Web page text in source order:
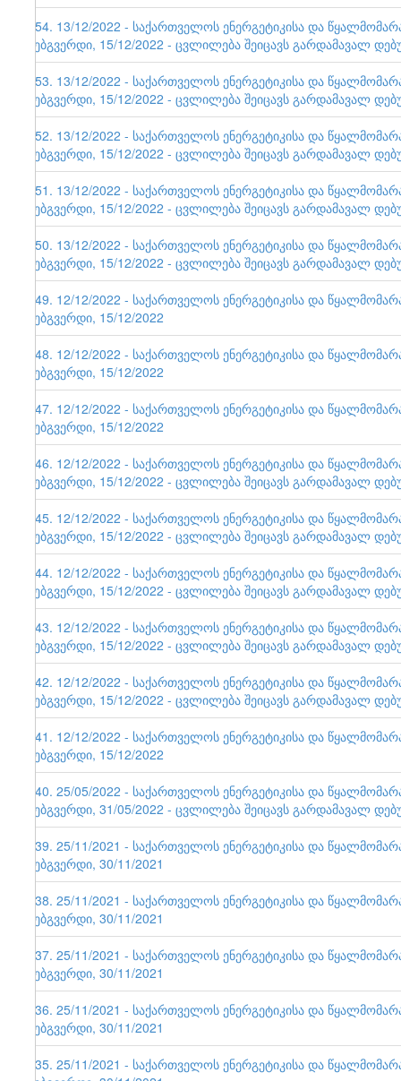
154. 13/12/2022 - საქართველოს ენერგეტიკისა და
ვებგვერდი, 15/12/2022 - ცვლილება შეიცავს გარდამავალ
153. 13/12/2022 - საქართველოს ენერგეტიკისა და
ვებგვერდი, 15/12/2022 - ცვლილება შეიცავს გარდამავალ
152. 13/12/2022 - საქართველოს ენერგეტიკისა და
ვებგვერდი, 15/12/2022 - ცვლილება შეიცავს გარდამავალ
151. 13/12/2022 - საქართველოს ენერგეტიკისა და
ვებგვერდი, 15/12/2022 - ცვლილება შეიცავს გარდამავალ
150. 13/12/2022 - საქართველოს ენერგეტიკისა და
ვებგვერდი, 15/12/2022 - ცვლილება შეიცავს გარდამავალ
149. 12/12/2022 - საქართველოს ენერგეტიკისა და
ვებგვერდი, 15/12/2022
148. 12/12/2022 - საქართველოს ენერგეტიკისა და
ვებგვერდი, 15/12/2022
147. 12/12/2022 - საქართველოს ენერგეტიკისა და
ვებგვერდი, 15/12/2022
146. 12/12/2022 - საქართველოს ენერგეტიკისა და
ვებგვერდი, 15/12/2022 - ცვლილება შეიცავს გარდამავალ
145. 12/12/2022 - საქართველოს ენერგეტიკისა და
ვებგვერდი, 15/12/2022 - ცვლილება შეიცავს გარდამავალ
144. 12/12/2022 - საქართველოს ენერგეტიკისა და
ვებგვერდი, 15/12/2022 - ცვლილება შეიცავს გარდამავალ
143. 12/12/2022 - საქართველოს ენერგეტიკისა და
ვებგვერდი, 15/12/2022 - ცვლილება შეიცავს გარდამავალ
142. 12/12/2022 - საქართველოს ენერგეტიკისა და
ვებგვერდი, 15/12/2022 - ცვლილება შეიცავს გარდამავალ
141. 12/12/2022 - საქართველოს ენერგეტიკისა და
ვებგვერდი, 15/12/2022
140. 25/05/2022 - საქართველოს ენერგეტიკისა და
ვებგვერდი, 31/05/2022 - ცვლილება შეიცავს გარდამავალ
139. 25/11/2021 - საქართველოს ენერგეტიკისა და
ვებგვერდი, 30/11/2021
138. 25/11/2021 - საქართველოს ენერგეტიკისა და
ვებგვერდი, 30/11/2021
137. 25/11/2021 - საქართველოს ენერგეტიკისა და
ვებგვერდი, 30/11/2021
136. 25/11/2021 - საქართველოს ენერგეტიკისა და
ვებგვერდი, 30/11/2021
135. 25/11/2021 - საქართველოს ენერგეტიკისა და